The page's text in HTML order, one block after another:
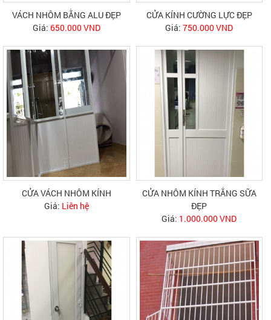
VÁCH NHÔM BẰNG ALU ĐẸP
Giá: 650.000 VND
CỬA KÍNH CƯỜNG LỰC ĐẸP
Giá:750.000 VND
CỬA VÁCH NHÔM KÍNH
Giá: Liên hệ
CỬA NHÔM KÍNH TRẮNG SỮA
ĐẸP
Giá: 1.000.000 VND